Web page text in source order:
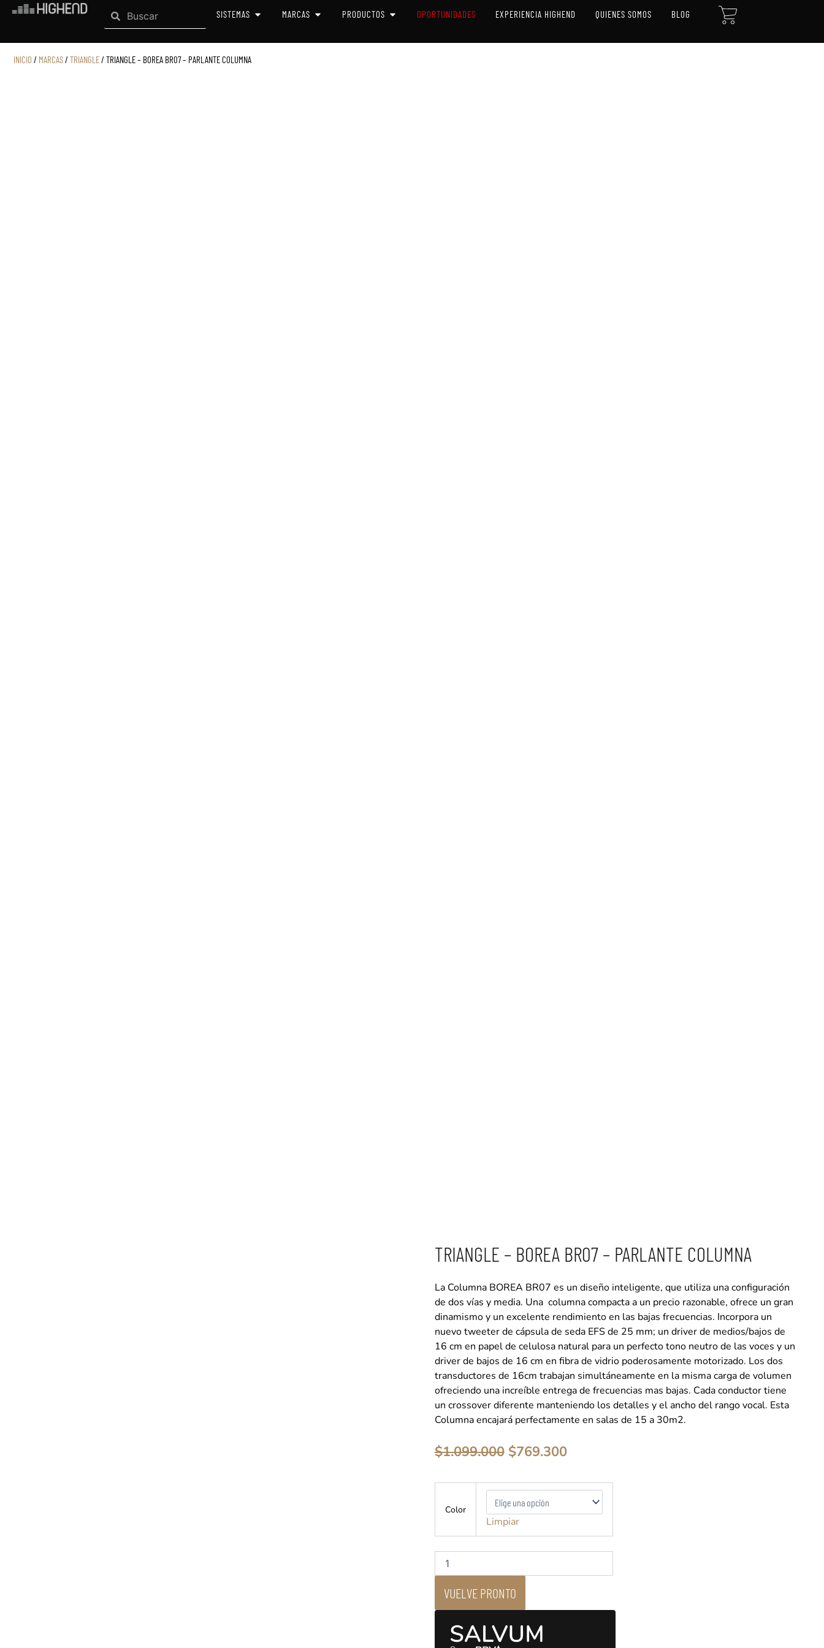
SISTEMAS OPEN SISTEMAS
MARCAS OPEN MARCAS
PRODUCTOS OPEN PRODUCTOS
OPORTUNIDADES EXPERIENCIA HIGHEND QUIENES SOMOS BLOG CART
INICIO / MARCAS/ TRIANGLE/ TRIANGLE – BOREA BR07 – PARLANTE COLUMNA
TRIANGLE – BOREA BR07 – PARLANTE COLUMNA
La Columna BOREA BR07 es un diseño inteligente, que utiliza una configuración
de dos vías y media. Una columna compacta a un precio razonable, ofrece un gran
dinamismo y un excelente rendimiento en las bajas frecuencias. Incorpora un
nuevo tweeter de cápsula de seda EFS de 25 mm; un driver de medios/bajos de
16 cm en papel de celulosa natural para un perfecto tono neutro de las voces y un
driver de bajos de 16 cm en fibra de vidrio poderosamente motorizado. Los dos
transductores de 16cm trabajan simultáneamente en la misma carga de volumen
ofreciendo una increíble entrega de frecuencias mas bajas. Cada conductor tiene
un crossover diferente manteniendo los detalles y el ancho del rango vocal. Esta
Columna encajará perfectamente en salas de 15 a 30m2.
$1.099.000 El
original
era:
$1.099.000.
$769.300El
actual
es:
$769.300.
Color
Limpiar
Borea
-
Parlante
Columna
cantidad
VUELVE PRONTO